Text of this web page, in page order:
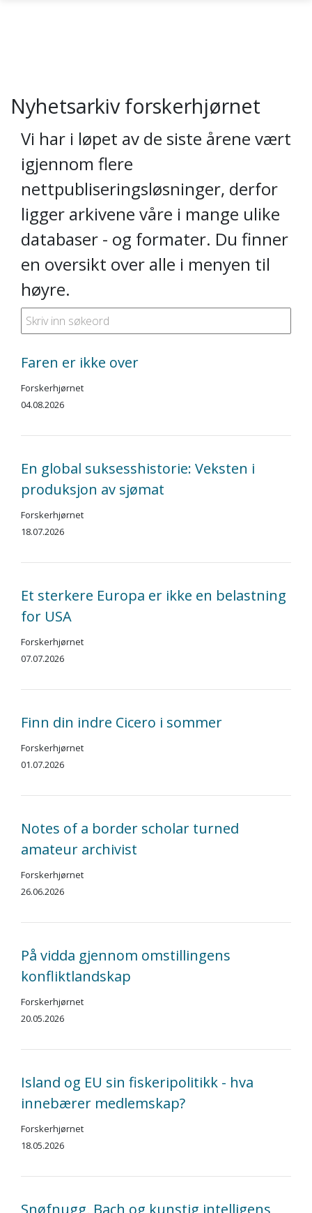
Nyhetsarkiv forskerhjørnet
Vi har i løpet av de siste årene vært
igjennom flere
nettpubliseringsløsninger, derfor
ligger arkivene våre i mange ulike
databaser - og formater. Du finner
en oversikt over alle i menyen til
høyre.
Faren er ikke over
Forskerhjørnet
04.08.2026
En global suksesshistorie: Veksten i
produksjon av sjømat
Forskerhjørnet
18.07.2026
Et sterkere Europa er ikke en belastning
for USA
Forskerhjørnet
07.07.2026
Finn din indre Cicero i sommer
Forskerhjørnet
01.07.2026
Notes of a border scholar turned
amateur archivist
Forskerhjørnet
26.06.2026
På vidda gjennom omstillingens
konfliktlandskap
Forskerhjørnet
20.05.2026
Island og EU sin fiskeripolitikk - hva
innebærer medlemskap?
Forskerhjørnet
18.05.2026
Snøfnugg, Bach og kunstig intelligens